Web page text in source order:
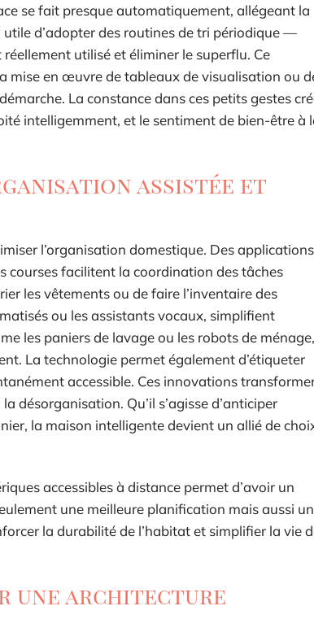
se fait presque automatiquement, allégeant la
d’adopter des routines de tri périodique —
utilisé et éliminer le superflu. Ce
mise en œuvre de tableaux de visualisation ou
La constance dans ces petits gestes
intelligemment, et le sentiment de bien-être à
assistée et
l’organisation domestique. Des applications
courses facilitent la coordination des tâches
les vêtements ou de faire l’inventaire des
ou les assistants vocaux, simplifient
les paniers de lavage ou les robots de ménage,
La technologie permet également d’étiqueter
accessible. Ces innovations
désorganisation. Qu’il s’agisse d’anticiper
la maison intelligente devient un allié de
accessibles à distance permet d’avoir un
une meilleure planification mais aussi
la durabilité de l’habitat et simplifier la vie
une architecture